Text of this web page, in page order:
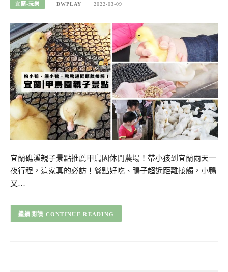
宜蘭-玩樂 DWPLAY 2022-03-09
宜蘭礁溪親子景點推薦甲鳥園休閒農場！帶小孩到宜蘭兩天一
夜行程，這家真的必訪！餐點好吃、鴨子超近距離接觸，小鴨
又…
CONTINUE READING